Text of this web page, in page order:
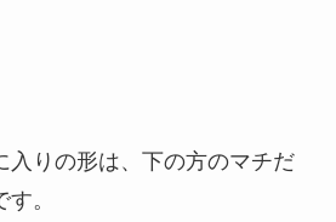
入りの形は、下の方のマチだ
。